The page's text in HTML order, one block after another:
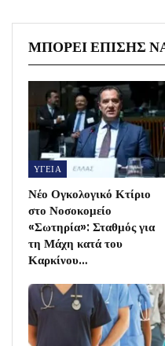
ΜΠΟΡΕΊ ΕΠΊΣΗΣ
ΥΓΕΙΑ
Νέο Ογκολογικό Κτίριο
στο Νοσοκομείο
«Σωτηρία»: Σταθμός για
τη Μάχη κατά του
Καρκίνου…